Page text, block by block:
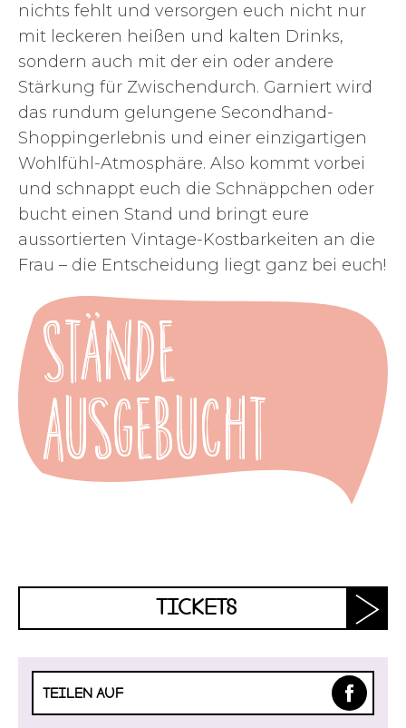
nichts fehlt und versorgen euch nicht nur
mit leckeren heißen und kalten Drinks,
sondern auch mit der ein oder andere
Stärkung für Zwischendurch. Garniert wird
das rundum gelungene Secondhand-
Shoppingerlebnis und einer einzigartigen
Wohlfühl-Atmosphäre. Also kommt vorbei
und schnappt euch die Schnäppchen oder
bucht einen Stand und bringt eure
aussortierten Vintage-Kostbarkeiten an die
Frau – die Entscheidung liegt ganz bei euch!
Stände
ausgebucht
TICKETS
TEILEN AUF